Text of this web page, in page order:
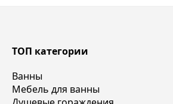
ТОП категории
Ванны
Мебель для ванны